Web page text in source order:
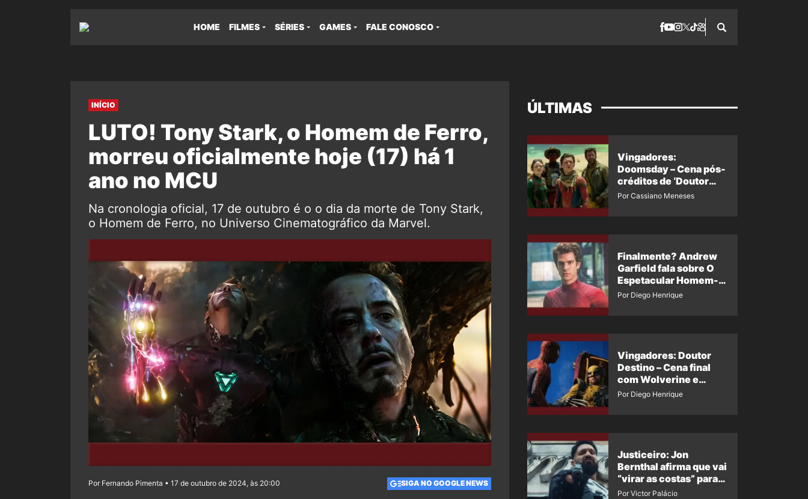
HOME FILMES SÉRIES GAMES FALE CONOSCO
INÍCIO
LUTO! Tony Stark, o Homem de Ferro,
morreu oficialmente hoje (17) há 1
ano no MCU
Na cronologia oficial, 17 de outubro é o o dia da morte de Tony Stark,
o Homem de Ferro, no Universo Cinematográfico da Marvel.
Por Fernando Pimenta • 17 de outubro de 2024, às 20:00 SIGA NO GOOGLE NEWS
ÚLTIMAS
Vingadores:
Doomsday – Cena pós-
créditos de ‘Doutor
Destino’ é revelada
Por Cassiano Meneses
Finalmente? Andrew
Garfield fala sobre O
Espetacular Homem-
Aranha 3
Por Diego Henrique
Vingadores: Doutor
Destino – Cena final
com Wolverine e
Homem-Aranha de
Por Diego Henrique
Justiceiro: Jon
Bernthal afirma que vai
“virar as costas” para
os fãs
Por Victor Palácio